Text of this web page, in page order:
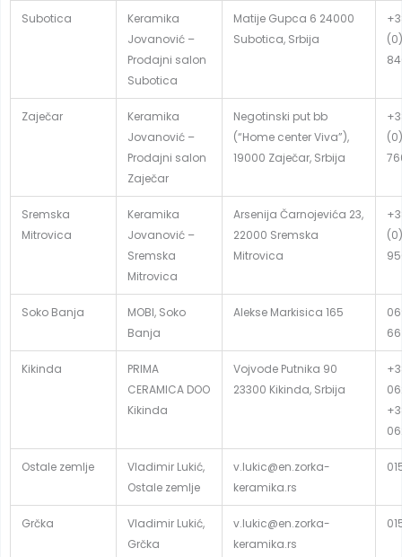
Subotica
Keramika
Jovanović –
Prodajni salon
Subotica
Matije Gupca 6 24000
Subotica, Srbija
Zaječar
Keramika
Jovanović –
Prodajni salon
Zaječar
Negotinski put bb
(“Home center Viva”),
19000 Zaječar, Srbija
Sremska
Mitrovica
Keramika
Jovanović –
Sremska
Mitrovica
Arsenija Čarnojevića 23,
22000 Sremska
Mitrovica
Soko Banja
MOBI, Soko
Banja
Alekse Markisica 165
66
Kikinda
PRIMA
CERAMICA DOO
Kikinda
Vojvode Putnika 90
23300 Kikinda, Srbija
Ostale zemlje
Vladimir Lukić,
Ostale zemlje
v.lukic@en.zorka-
keramika.rs
Grčka
Vladimir Lukić,
Grčka
v.lukic@en.zorka-
keramika.rs